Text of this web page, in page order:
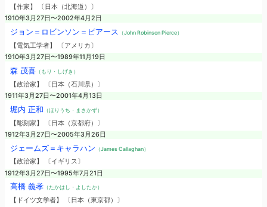
【作家】 〔日本（北海道）〕
1910年3月27日〜2002年4月2日
ジョン＝ロビンソン＝ピアース （John Robinson Pierce）
【電気工学者】 〔アメリカ〕
1910年3月27日〜1989年11月19日
森 茂喜（もり・しげき）
【政治家】 〔日本（石川県）〕
1911年3月27日〜2001年4月13日
堀内 正和 （ほりうち・まさかず）
【彫刻家】 〔日本（京都府）〕
1912年3月27日〜2005年3月26日
ジェームズ＝キャラハン （James Callaghan）
【政治家】 〔イギリス〕
1912年3月27日〜1995年7月21日
高橋 義孝（たかはし・よしたか）
【ドイツ文学者】 〔日本（東京都）〕